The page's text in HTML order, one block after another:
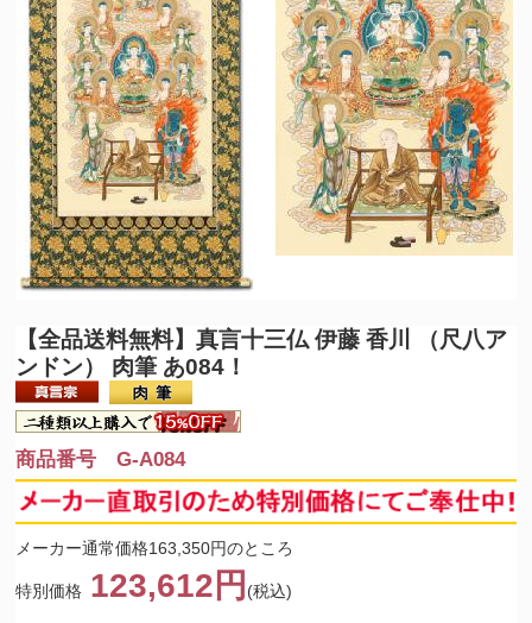
（十二支の守護仏にも起因）法要を期に祖先の供養とご自身やご家
族の守護を目的として心安らかな日々を過ごせるようこの掛け軸を
お掛けくださいませ。
【全品送料無料】真言十三仏 伊藤 香川 （尺八ア
ンドン） 肉筆 あ084！
商品番号 G-A084
メーカー通常価格163,350円のところ
特別価格 123,612円 (税込)